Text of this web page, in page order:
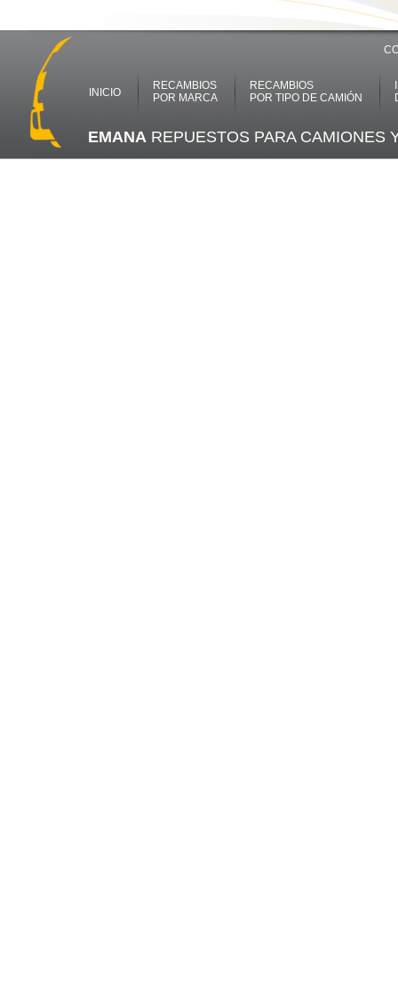
INICIO
RECAMBIOS
POR MARCA
RECAMBIOS
POR TIPO DE CAMIÓN
EMANA REPUESTOS PARA CAMIONES